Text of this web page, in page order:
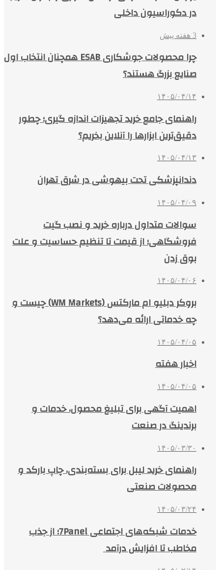
در دکوراسیون داخلی
3 هفته پیش
چرا محصولات جوشکاری ESAB همچنان انتخاب اول
صنایع بزرگ هستند؟
۱۴۰۵/۰۴/۱۴
راهنمای جامع خرید تجهیزات اندازه گیری؛ چطور
دقیق‌ترین ابزارها را آنلاین بخریم؟
۱۴۰۵/۰۴/۱۳
دندانپزشکی تحت بیهوشی در شرق تهران
۱۴۰۵/۰۴/۰۹
سوالات متداول درباره خرید و نصب گیت
فروشگاهی؛ از قیمت تا تنظیم حساسیت و علت
بوق زدن
۱۴۰۵/۰۴/۰۶
بروکر دبلیو ام مارکتس (WM Markets) چیست و
چه خدماتی ارائه می‌دهد؟
۱۴۰۵/۰۴/۰۵
اخبار هفته
۱۴۰۵/۰۴/۰۵
اهمیت آگهی برای تبلیغ محصول، خدمات و
برندینگ در صنعت
۱۴۰۵/۰۳/۳۰
راهنمای خرید لیبل برای بسته‌بندی، چاپ بارکد و
محصولات صنعتی
۱۴۰۵/۰۳/۲۴
خدمات شبکه‌های اجتماعی 7Panel؛ از جذب
مخاطب تا افزایش درآمد